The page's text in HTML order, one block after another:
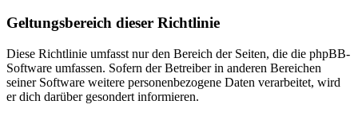
Geltungsbereich dieser Richtlinie
Diese Richtlinie umfasst nur den Bereich der Seiten, die die phpBB-
Software umfassen. Sofern der Betreiber in anderen Bereichen
seiner Software weitere personenbezogene Daten verarbeitet, wird
er dich darüber gesondert informieren.